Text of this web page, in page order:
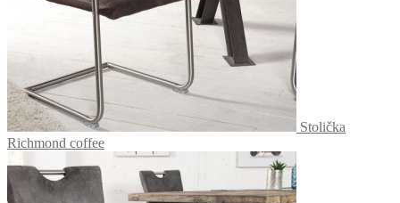
Stolička
Richmond coffee